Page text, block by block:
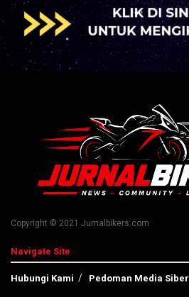
Copyright © 2021 Jurnalbikers.com
Navigate Site
Hubungi Kami Pedoman Media Siber